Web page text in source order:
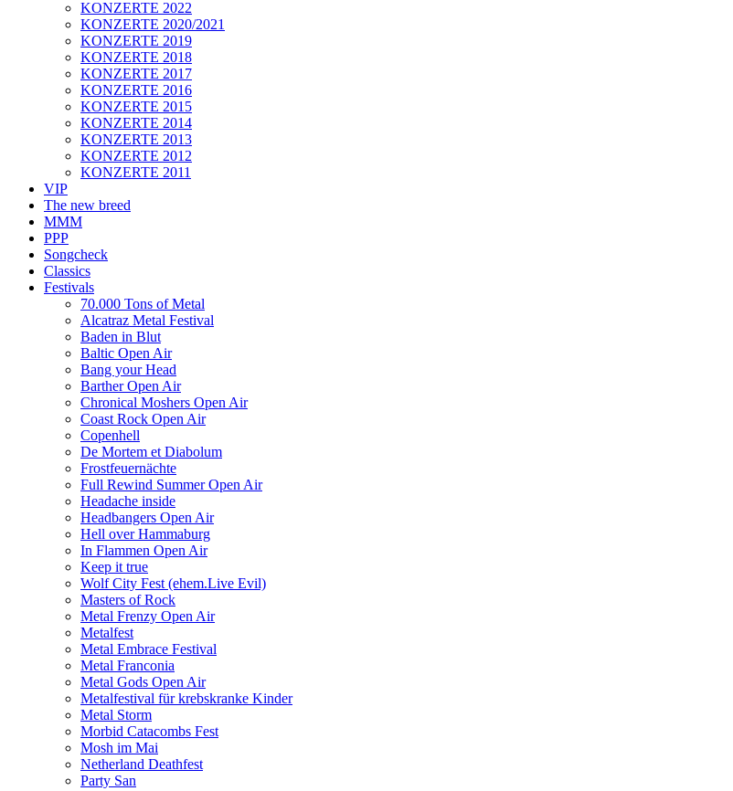
KONZERTE 2022
KONZERTE 2020/2021
KONZERTE 2019
KONZERTE 2018
KONZERTE 2017
KONZERTE 2016
KONZERTE 2015
KONZERTE 2014
KONZERTE 2013
KONZERTE 2012
KONZERTE 2011
VIP
The new breed
MMM
PPP
Songcheck
Classics
Festivals
70.000 Tons of Metal
Alcatraz Metal Festival
Baden in Blut
Baltic Open Air
Bang your Head
Barther Open Air
Chronical Moshers Open Air
Coast Rock Open Air
Copenhell
De Mortem et Diabolum
Frostfeuernächte
Full Rewind Summer Open Air
Headache inside
Headbangers Open Air
Hell over Hammaburg
In Flammen Open Air
Keep it true
Wolf City Fest (ehem.Live Evil)
Masters of Rock
Metal Frenzy Open Air
Metalfest
Metal Embrace Festival
Metal Franconia
Metal Gods Open Air
Metalfestival für krebskranke Kinder
Metal Storm
Morbid Catacombs Fest
Mosh im Mai
Netherland Deathfest
Party San